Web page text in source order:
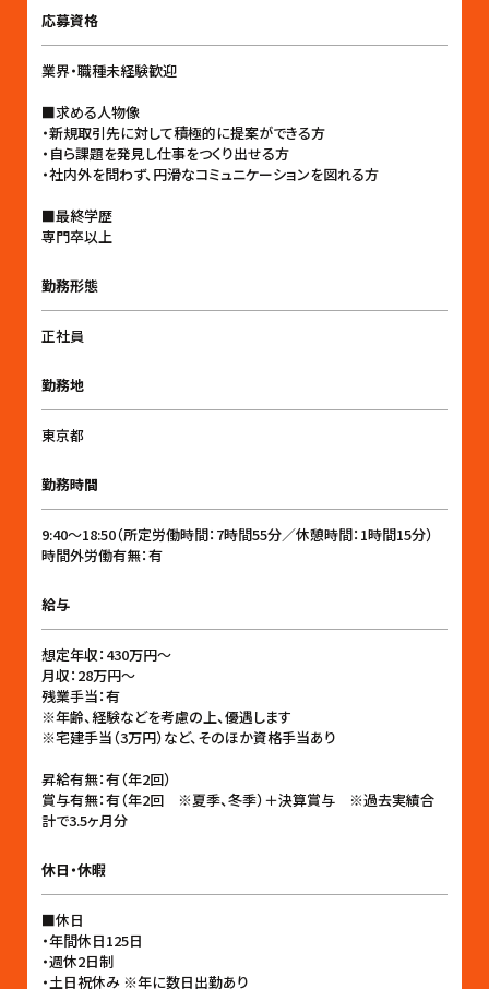
応募資格
業界・職種未経験歓迎
■求める人物像
・新規取引先に対して積極的に提案ができる方
・自ら課題を発見し仕事をつくり出せる方
・社内外を問わず、円滑なコミュニケーションを図れる方
■最終学歴
専門卒以上
勤務形態
正社員
勤務地
東京都
勤務時間
9:40〜18:50（所定労働時間：7時間55分／休憩時間：1時間15分）
時間外労働有無：有
給与
想定年収：430万円〜
月収：28万円〜
残業手当：有
※年齢、経験などを考慮の上、優遇します
※宅建手当（3万円）など、そのほか資格手当あり
昇給有無：有（年2回）
賞与有無：有（年2回 ※夏季、冬季）＋決算賞与 ※過去実績合
計で3.5ヶ月分
休日・休暇
■休日
・年間休日125日
・週休2日制
・土日祝休み ※年に数日出勤あり